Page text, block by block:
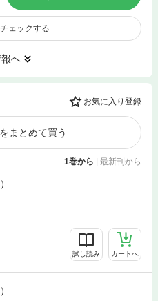
ェックする
へ
お気に入り登録
まとめて買う
1巻から | 最新刊から
試し読み カートへ